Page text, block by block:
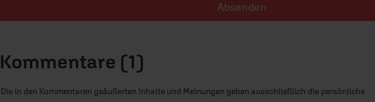
Absenden
Kommentare (1)
Die in den Kommentaren geäußerten Inhalte und Meinungen geben ausschließlich die persönliche